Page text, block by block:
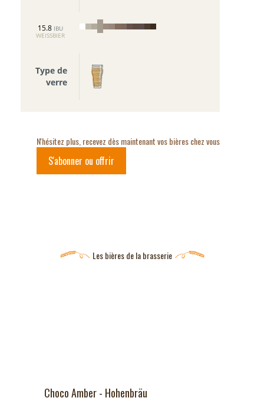
15.8 IBU
WEISSBIER
Type de
verre
N'hésitez plus, recevez dès maintenant vos bières chez vous
S'abonner ou offrir
Les bières de la brasserie
Choco Amber - Hohenbräu